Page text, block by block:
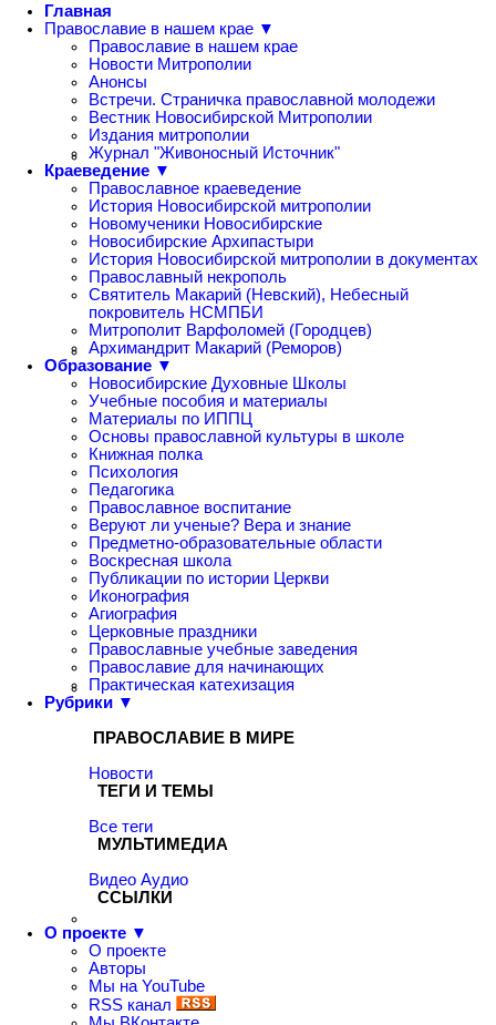
Главная
Православие в нашем крае ▼
Православие в нашем крае
Новости Митрополии
Анонсы
Встречи. Страничка православной молодежи
Вестник Новосибирской Митрополии
Издания митрополии
Журнал "Живоносный Источник"
Краеведение ▼
Православное краеведение
История Новосибирской митрополии
Новомученики Новосибирские
Новосибирские Архипастыри
История Новосибирской митрополии в документах
Православный некрополь
Святитель Макарий (Невский), Небесный
покровитель НСМПБИ
Митрополит Варфоломей (Городцев)
Архимандрит Макарий (Реморов)
Образование ▼
Новосибирские Духовные Школы
Учебные пособия и материалы
Материалы по ИППЦ
Основы православной культуры в школе
Книжная полка
Психология
Педагогика
Православное воспитание
Веруют ли ученые? Вера и знание
Предметно-образовательные области
Воскресная школа
Публикации по истории Церкви
Иконография
Агиография
Церковные праздники
Православные учебные заведения
Православие для начинающих
Практическая катехизация
Рубрики ▼
ПРАВОСЛАВИЕ В МИРЕ
Новости
ТЕГИ И ТЕМЫ
Все теги
МУЛЬТИМЕДИА
Видео Аудио
ССЫЛКИ
О проекте ▼
О проекте
Авторы
Мы на YouTube
RSS канал